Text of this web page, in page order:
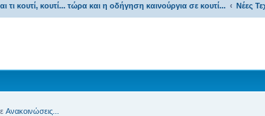
τι κουτί, κουτί... τώρα και η οδήγηση καινούργια σε κουτί... Νέες
Ανακοινώσεις...